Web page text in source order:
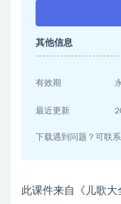
其他信息
有效期
最近更新
下载遇到问题？可联
此课件来自《儿歌